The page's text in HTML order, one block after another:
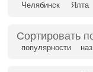
Челябинск
Ялта
Сортировать
популярности